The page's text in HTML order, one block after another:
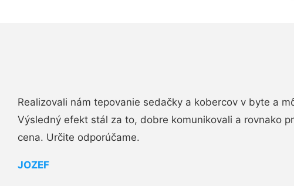
Realizovali nám tepovanie sedačky a kobercov v byte a
Výsledný efekt stál za to, dobre komunikovali a rovnako
cena. Určite odporúčame.
JOZEF